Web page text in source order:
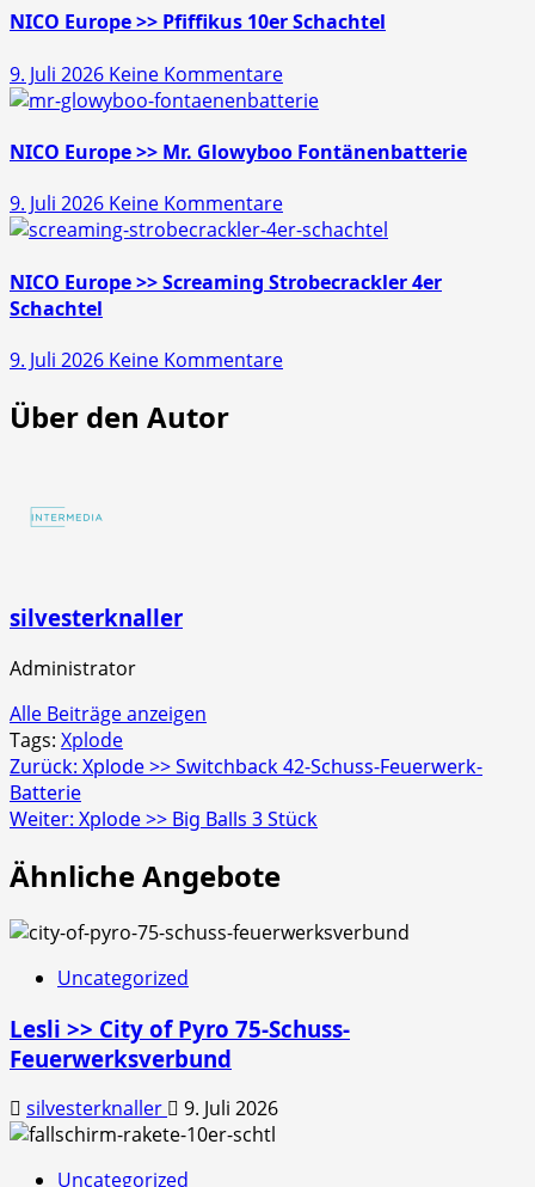
Gold
45s
NICO Europe >> Pfiffikus 10er Schachtel
9. Juli 2026 Keine Kommentarezu
NICO
>>
10er
Schachtel
NICO Europe >> Mr. Glowyboo Fontänenbatterie
9. Juli 2026 Keine Kommentarezu
NICO
>>
Fontänenbatterie
NICO Europe >> Screaming Strobecrackler 4er
Schachtel
9. Juli 2026 Keine Kommentarezu
Über den Autor
silvesterknaller
Administrator
Alle Beiträge anzeigen
Tags: Xplode
Beitragsnavigation
Zurück: Xplode >> Switchback 42-Schuss-Feuerwerk-
Batterie
Weiter: Xplode >> Big Balls 3 Stück
Ähnliche Angebote
Uncategorized
Lesli >> City of Pyro 75-Schuss-
Feuerwerksverbund
silvesterknaller 9. Juli 2026
Uncategorized